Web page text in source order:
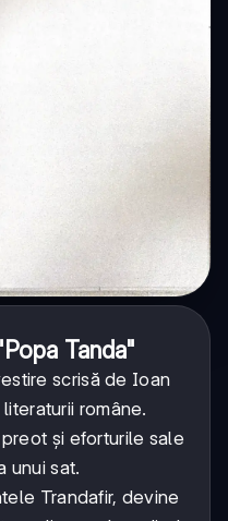
Tanda"
scrisă de Ioan
române.
și eforturile sale
unui sat.
Trandafir, devine